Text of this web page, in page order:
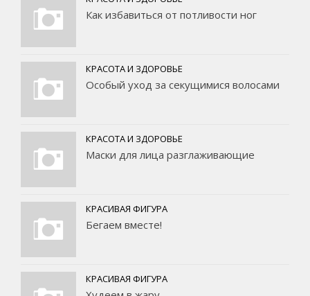
Как избавиться от потливости ног
КРАСОТА И ЗДОРОВЬЕ
Особый уход за секущимися волосами
КРАСОТА И ЗДОРОВЬЕ
Маски для лица разглаживающие
КРАСИВАЯ ФИГУРА
Бегаем вместе!
КРАСИВАЯ ФИГУРА